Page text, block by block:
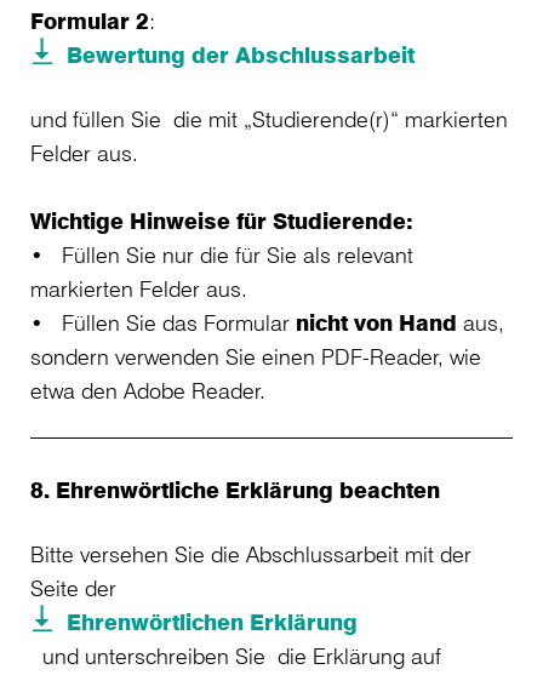
Formular 2:
Bewertung der Abschlussarbeit
und füllen Sie die mit „Studierende(r)“ markierten
Felder aus.
Wichtige Hinweise für Studierende:
• Füllen Sie nur die für Sie als relevant
markierten Felder aus.
• Füllen Sie das Formular nicht von Hand aus,
sondern verwenden Sie einen PDF-Reader, wie
etwa den Adobe Reader.
8. Ehrenwörtliche Erklärung beachten
Bitte versehen Sie die Abschlussarbeit mit der
Seite der
Ehrenwörtlichen Erklärung
und unterschreiben Sie die Erklärung auf